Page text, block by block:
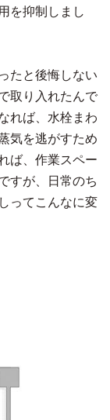
を抑制しまし
たと後悔しない
取り入れたんで
れば、水栓まわ
気を逃がすため
ば、作業スペー
すが、日常のち
ってこんなに変